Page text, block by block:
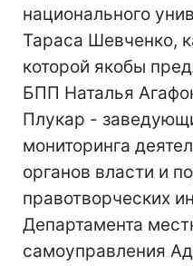
национального
Тараса Шевченко,
которой якобы
БПП Наталья
Плукар -
мониторинга
органов власти и
правотворческих
Департамента
самоуправления